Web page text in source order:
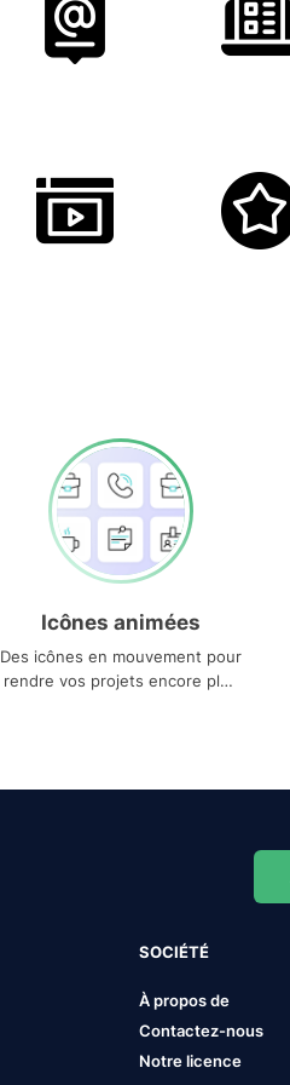
Icônes animées
Des icônes en mouvement pour
rendre vos projets encore plus
SOCIÉTÉ
À propos de
Contactez-nous
Notre licence